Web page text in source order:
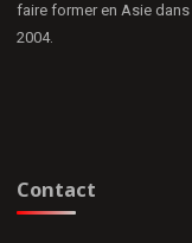
faire former en Asie
2004.
Contact